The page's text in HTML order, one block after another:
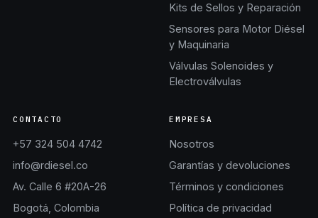
Kits de Sellos y Reparación
Sensores para Motor Diésel
y Maquinaria
Válvulas Solenoides y
Electroválvulas
CONTACTO
+57 324 504 4742
info@rdiesel.co
Av. Calle 6 #20A-26
Bogotá, Colombia
EMPRESA
Nosotros
Garantías y devoluciones
Términos y condiciones
Política de privacidad